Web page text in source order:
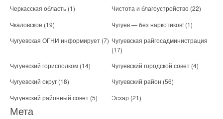
Черкасская область (1) Чистота и благоустройство (22)
Чкаловское (19) Чугуев — без наркотиков! (1)
Чугуевская ОГНИ информирует (7) Чугуевская райгосадминистрация
(17)
Чугуевский горисполком (14) Чугуевский городской совет (4)
Чугуевский округ (18) Чугуевский район (56)
Чугуевский районный совет (5) Эсхар (21)
Мета